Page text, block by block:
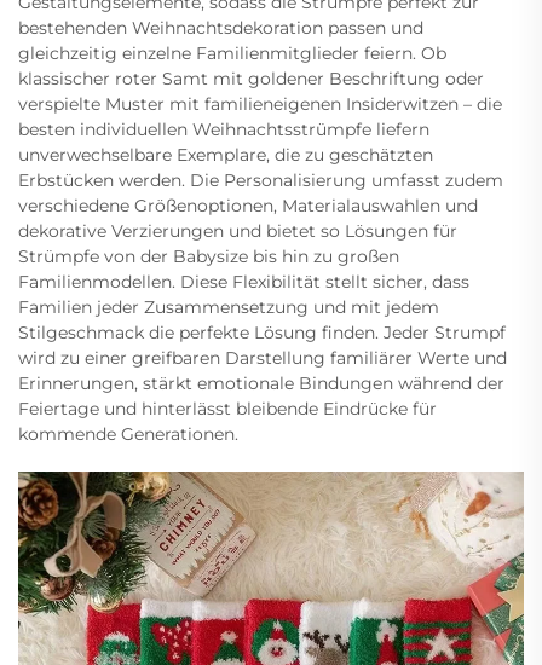
bestehenden Weihnachtsdekoration passen und
gleichzeitig einzelne Familienmitglieder feiern. Ob
klassischer roter Samt mit goldener Beschriftung oder
verspielte Muster mit familieneigenen Insiderwitzen – die
besten individuellen Weihnachtsstrümpfe liefern
unverwechselbare Exemplare, die zu geschätzten
Erbstücken werden. Die Personalisierung umfasst zudem
verschiedene Größenoptionen, Materialauswahlen und
dekorative Verzierungen und bietet so Lösungen für
Strümpfe von der Babysize bis hin zu großen
Familienmodellen. Diese Flexibilität stellt sicher, dass
Familien jeder Zusammensetzung und mit jedem
Stilgeschmack die perfekte Lösung finden. Jeder Strumpf
wird zu einer greifbaren Darstellung familiärer Werte und
Erinnerungen, stärkt emotionale Bindungen während der
Feiertage und hinterlässt bleibende Eindrücke für
kommende Generationen.